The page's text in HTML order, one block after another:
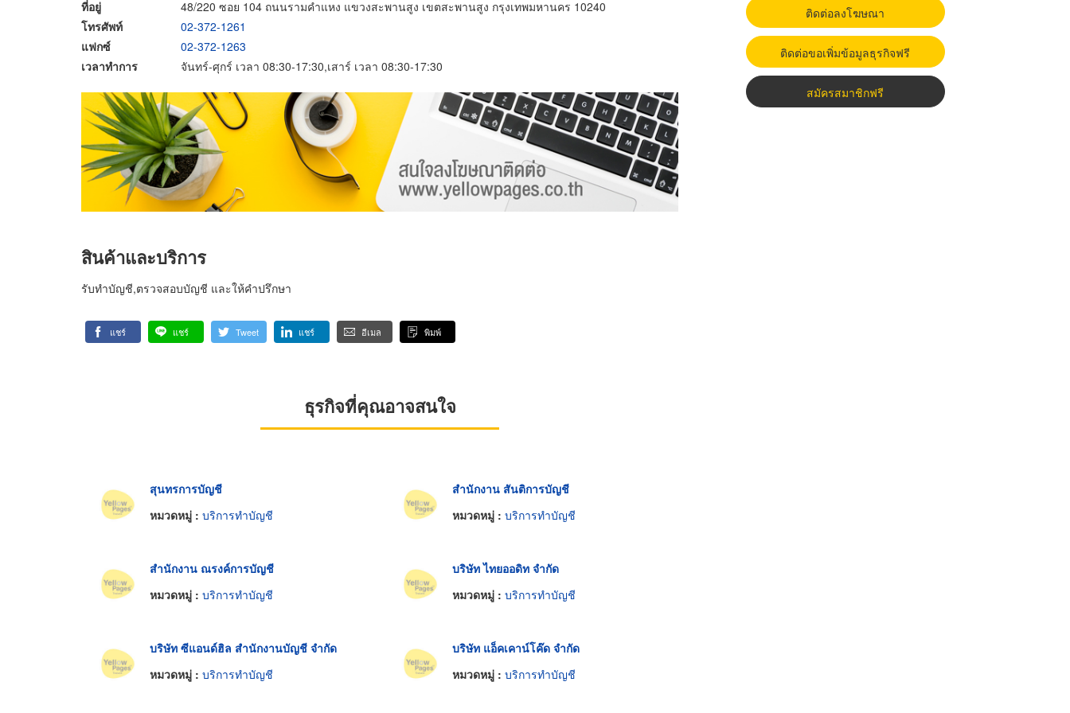
ที่อยู่
48/220 ซอย 104 ถนนรามคำแหง แขวงสะพานสูง เขตสะพานสูง กรุงเทพมหานคร 10240
โทรศัพท์
02-372-1261
แฟกซ์
02-372-1263
เวลาทำการ
จันทร์-ศุกร์ เวลา 08:30-17:30,เสาร์ เวลา 08:30-17:30
สินค้าและบริการ
รับทำบัญชี,ตรวจสอบบัญชี และให้คำปรึกษา
แชร์ แชร์ Tweet แชร์ อีเมล พิมพ์
ธุรกิจที่คุณอาจสนใจ
สุนทรการบัญชี
หมวดหมู่ : บริการทำบัญชี
สำนักงาน สันติการบัญชี
หมวดหมู่ : บริการทำบัญชี
สำนักงาน ณรงค์การบัญชี
หมวดหมู่ : บริการทำบัญชี
บริษัท ไทยออดิท จำกัด
หมวดหมู่ : บริการทำบัญชี
บริษัท ซีแอนด์ฮิล สำนักงานบัญชี จำกัด
หมวดหมู่ : บริการทำบัญชี
บริษัท แอ็คเคาน์โค๊ด จำกัด
หมวดหมู่ : บริการทำบัญชี
ติดต่อลงโฆษณา
ติดต่อขอเพิ่มข้อมูลธุรกิจฟรี
สมัครสมาชิกฟรี